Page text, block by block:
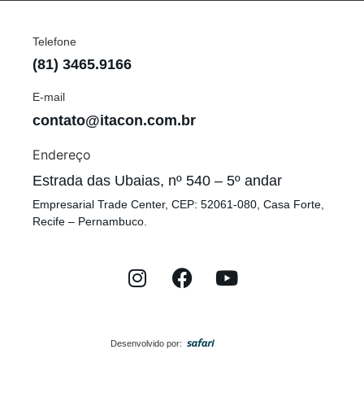
Telefone
(81) 3465.9166
E-mail
contato@itacon.com.br
Endereço
Estrada das Ubaias, nº 540 – 5º andar
Empresarial Trade Center, CEP: 52061-080, Casa Forte,
Recife – Pernambuco.
Desenvolvido por: